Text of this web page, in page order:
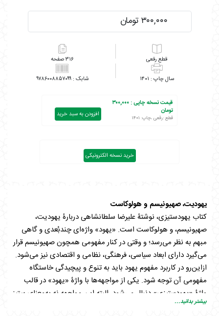
۳۰۰,۰۰۰ تومان
رقعی ۳۱۶
۱۴۰۱ ۹۷۸۶۰۰۸۸۵۷۰۹۹
قیمت نسخه چاپی :۳۰۰,۰۰۰
تومان
قطع :رقعی ،چاپ: ۱۴۰۱ افزودن به سبد خرید
خرید نسخه الکترونیکی
یهودیت، صهیونیسم و هولوکاست
کتاب یهودستیزی، نوشتۀ علیرضا سلطانشاهی دربارۀ یهودیت،
صهیونیسم، و هولوکاست است. «یهود» واژه‌ای چندبُعدی و گاهی
مبهم به نظر می‌رسد؛ و وقتی در کنار مفهومی همچون صهیونیسم قرار
می‌گیرد دارای ابعاد سیاسی، فرهنگی، نظامی و اقتصادی نیز می‌شود.
ازاین‌رو در کاربرد مفهوم یهود باید به تنوع و پیچیدگی خاستگاه
مفهومی آن توجه شود. یکی از مواجهه‌ها با واژۀ «یهود» در قالب
واژۀ «یهودستیزی» دنبال می‌شود. البته این مواجهه نه به‌معنای ستیز
با یک دین الهی، بلکه ستیز با یک نژاد یا قومیت است که انگیزه‌ها و
بیشتر بدانید...